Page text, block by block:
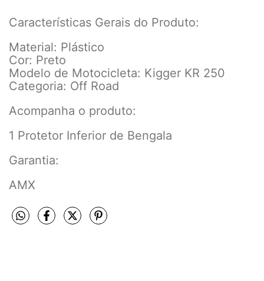
Características Gerais do Produto:
Material: Plástico
Cor: Preto
Modelo de Motocicleta: Kigger KR 250
Categoria: Off Road
Acompanha o produto:
1 Protetor Inferior de Bengala
Garantia:
AMX